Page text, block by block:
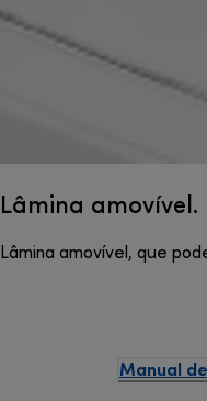
Lâmina amovível.
Lâmina amovível, que
Manual